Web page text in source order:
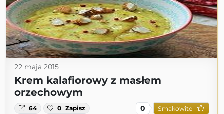
22 maja 2015
Krem kalafiorowy z masłem
orzechowym
64 0 Zapisz 0 Smakowite